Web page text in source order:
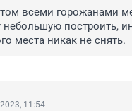
всеми горожанами
небольшую построить,
места никак не снять.
11:54